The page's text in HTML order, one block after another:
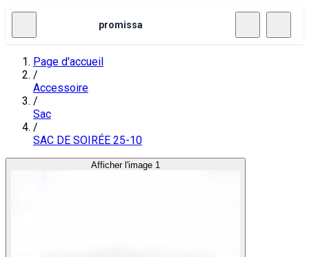
promissa
Page d'accueil
/
Accessoire
/
Sac
/
SAC DE SOIRÉE 25-10
Afficher l'image 1